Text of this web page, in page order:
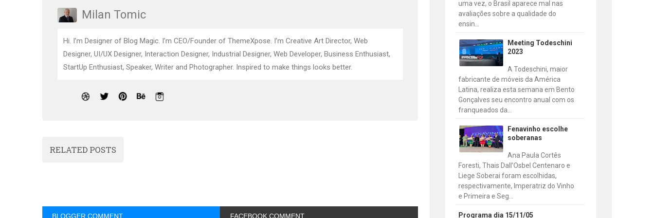
Milan Tomic
Hi. I’m Designer of Blog Magic. I’m CEO/Founder of ThemeXpose. I’m Creative Art Director, Web
Designer, UI/UX Designer, Interaction Designer, Industrial Designer, Web Developer, Business Enthusiast,
StartUp Enthusiast, Speaker, Writer and Photographer. Inspired to make things looks better.
RELATED POSTS
BLOGGER COMMENT FACEBOOK COMMENT
uma vez, o Brasil aparece mal nas
avaliações sobre a qualidade do
ensin...
Meeting Todeschini
2023
A Todeschini, maior
fabricante de móveis da América
Latina, realiza esta semana em Bento
Gonçalves seu encontro anual com os
franqueados da...
Fenavinho escolhe
soberanas
Ana Paula Cortês
Foresti, Thais Dall’Osbel Centenaro e
Liege Soberai foram escolhidas,
respectivamente, Imperatriz do Vinho
e Primeira e Seg...
Programa dia 15/11/05